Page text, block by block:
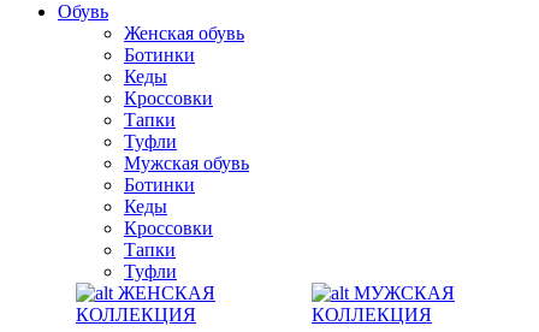
Обувь
Женская обувь
Ботинки
Кеды
Кроссовки
Тапки
Туфли
Мужская обувь
Ботинки
Кеды
Кроссовки
Тапки
Туфли
ЖЕНСКАЯ
КОЛЛЕКЦИЯ
МУЖСКАЯ
КОЛЛЕКЦИЯ